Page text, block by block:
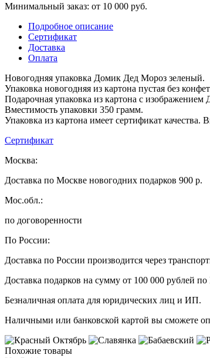
Минимальный заказ: от 10 000 руб.
Подробное описание
Сертификат
Доставка
Оплата
Новогодняя упаковка Домик Дед Мороз зеленый.
Упаковка новогодняя из картона пустая без
Подарочная упаковка из картона с
Вместимость упаковки 350 грамм.
Упаковка из картона имеет сертификат качества.
Сертификат
Москва:
Доставка по Москве новогодних подарков 900 р.
Мос.обл.:
по договоренности
По России:
Доставка по России производится через
Доставка подарков на сумму от 100 000 рублей
Безналичная оплата для юридических лиц и ИП.
Наличными или банковской картой вы сможете
Похожие товары